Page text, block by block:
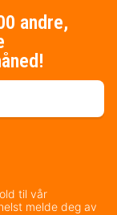
andre,
til vår
melde deg av